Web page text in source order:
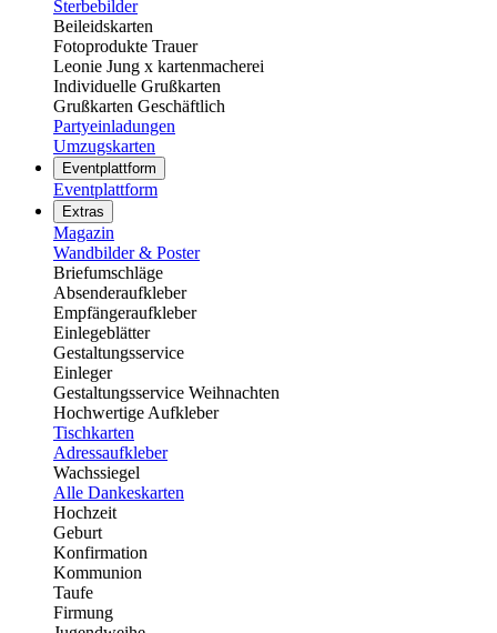
Sterbebilder
Beileidskarten
Fotoprodukte Trauer
Leonie Jung x kartenmacherei
Individuelle Grußkarten
Grußkarten Geschäftlich
Partyeinladungen
Umzugskarten
Eventplattform
Eventplattform
Extras
Magazin
Wandbilder & Poster
Briefumschläge
Absenderaufkleber
Empfängeraufkleber
Einlegeblätter
Gestaltungsservice
Einleger
Gestaltungsservice Weihnachten
Hochwertige Aufkleber
Tischkarten
Adressaufkleber
Wachssiegel
Alle Dankeskarten
Hochzeit
Geburt
Konfirmation
Kommunion
Taufe
Firmung